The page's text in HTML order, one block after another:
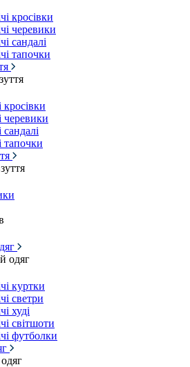
кросівки
черевики
сандалі
тапочки
кросівки
черевики
тапочки
одяг
куртки
светри
худі
світшоти
футболки